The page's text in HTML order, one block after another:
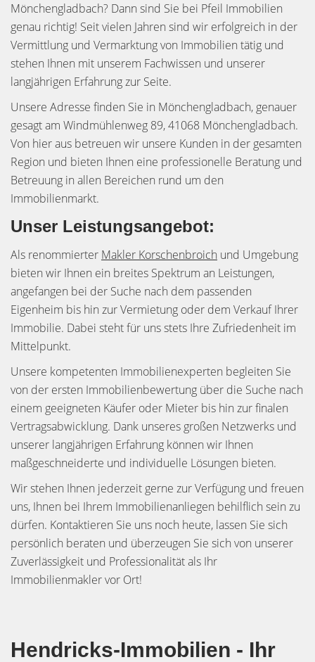
Mönchengladbach? Dann sind Sie bei Pfeil Immobilien
genau richtig! Seit vielen Jahren sind wir erfolgreich in der
Vermittlung und Vermarktung von Immobilien tätig und
stehen Ihnen mit unserem Fachwissen und unserer
langjährigen Erfahrung zur Seite.
Unsere Adresse finden Sie in Mönchengladbach, genauer
gesagt am Windmühlenweg 89, 41068 Mönchengladbach.
Von hier aus betreuen wir unsere Kunden in der gesamten
Region und bieten Ihnen eine professionelle Beratung und
Betreuung in allen Bereichen rund um den
Immobilienmarkt.
Unser Leistungsangebot:
Als renommierter Makler Korschenbroich und Umgebung
bieten wir Ihnen ein breites Spektrum an Leistungen,
angefangen bei der Suche nach dem passenden
Eigenheim bis hin zur Vermietung oder dem Verkauf Ihrer
Immobilie. Dabei steht für uns stets Ihre Zufriedenheit im
Mittelpunkt.
Unsere kompetenten Immobilienexperten begleiten Sie
von der ersten Immobilienbewertung über die Suche nach
einem geeigneten Käufer oder Mieter bis hin zur finalen
Vertragsabwicklung. Dank unseres großen Netzwerks und
unserer langjährigen Erfahrung können wir Ihnen
maßgeschneiderte und individuelle Lösungen bieten.
Wir stehen Ihnen jederzeit gerne zur Verfügung und freuen
uns, Ihnen bei Ihrem Immobilienanliegen behilflich sein zu
dürfen. Kontaktieren Sie uns noch heute, lassen Sie sich
persönlich beraten und überzeugen Sie sich von unserer
Zuverlässigkeit und Professionalität als Ihr
Immobilienmakler vor Ort!
Hendricks-Immobilien - Ihr